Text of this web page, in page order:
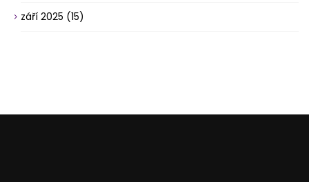
září 2025 (15)